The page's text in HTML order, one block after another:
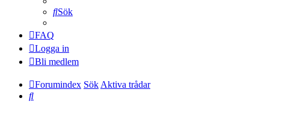
Sök
FAQ
Logga in
Bli medlem
Forumindex SökAktiva trådar
Sök